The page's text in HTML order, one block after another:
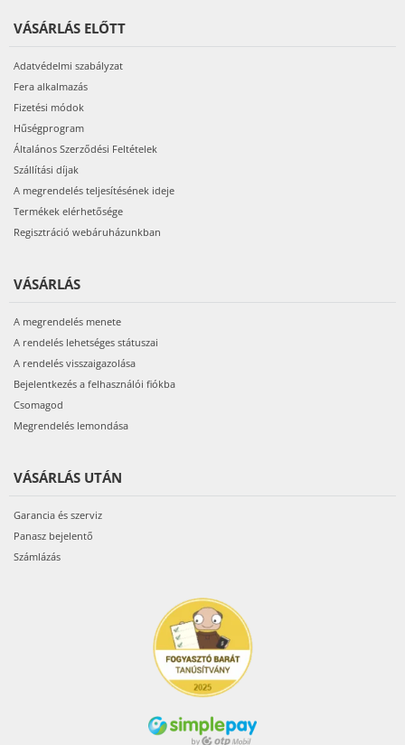
VÁSÁRLÁS ELŐTT
Adatvédelmi szabályzat
Fera alkalmazás
Fizetési módok
Hűségprogram
Általános Szerződési Feltételek
Szállítási díjak
A megrendelés teljesítésének ideje
Termékek elérhetősége
Regisztráció webáruházunkban
VÁSÁRLÁS
A megrendelés menete
A rendelés lehetséges státuszai
A rendelés visszaigazolása
Bejelentkezés a felhasználói fiókba
Csomagod
Megrendelés lemondása
VÁSÁRLÁS UTÁN
Garancia és szerviz
Panasz bejelentő
Számlázás